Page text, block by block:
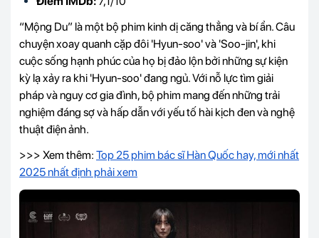
“Mộng Du” là một bộ phim kinh dị căng thẳng và bí ẩn. Câu
chuyện xoay quanh cặp đôi 'Hyun-soo' và 'Soo-jin', khi
cuộc sống hạnh phúc của họ bị đảo lộn bởi những sự kiện
kỳ lạ xảy ra khi 'Hyun-soo' đang ngủ. Với nỗ lực tìm giải
pháp và nguy cơ gia đình, bộ phim mang đến những trải
nghiệm đáng sợ và hấp dẫn với yếu tố hài kịch đen và nghệ
thuật điện ảnh.
>>> Xem thêm: Top 25 phim bác sĩ Hàn Quốc hay, mới nhất
2025 nhất định phải xem